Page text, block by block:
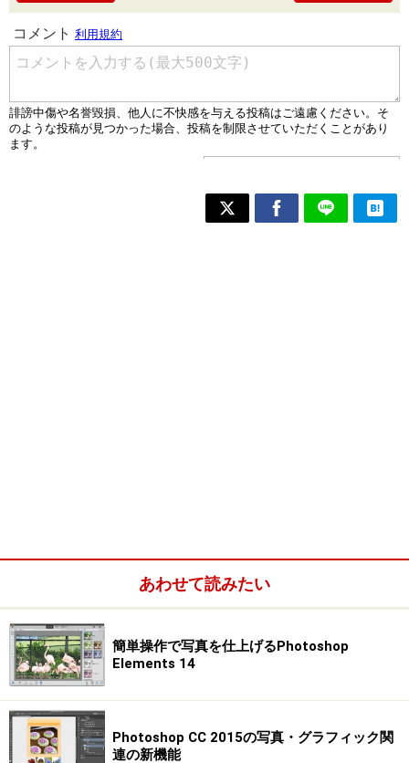
あわせて読みたい
簡単操作で写真を仕上げるPhotoshop
Elements 14
Photoshop CC 2015の写真・グラフィック関
連の新機能